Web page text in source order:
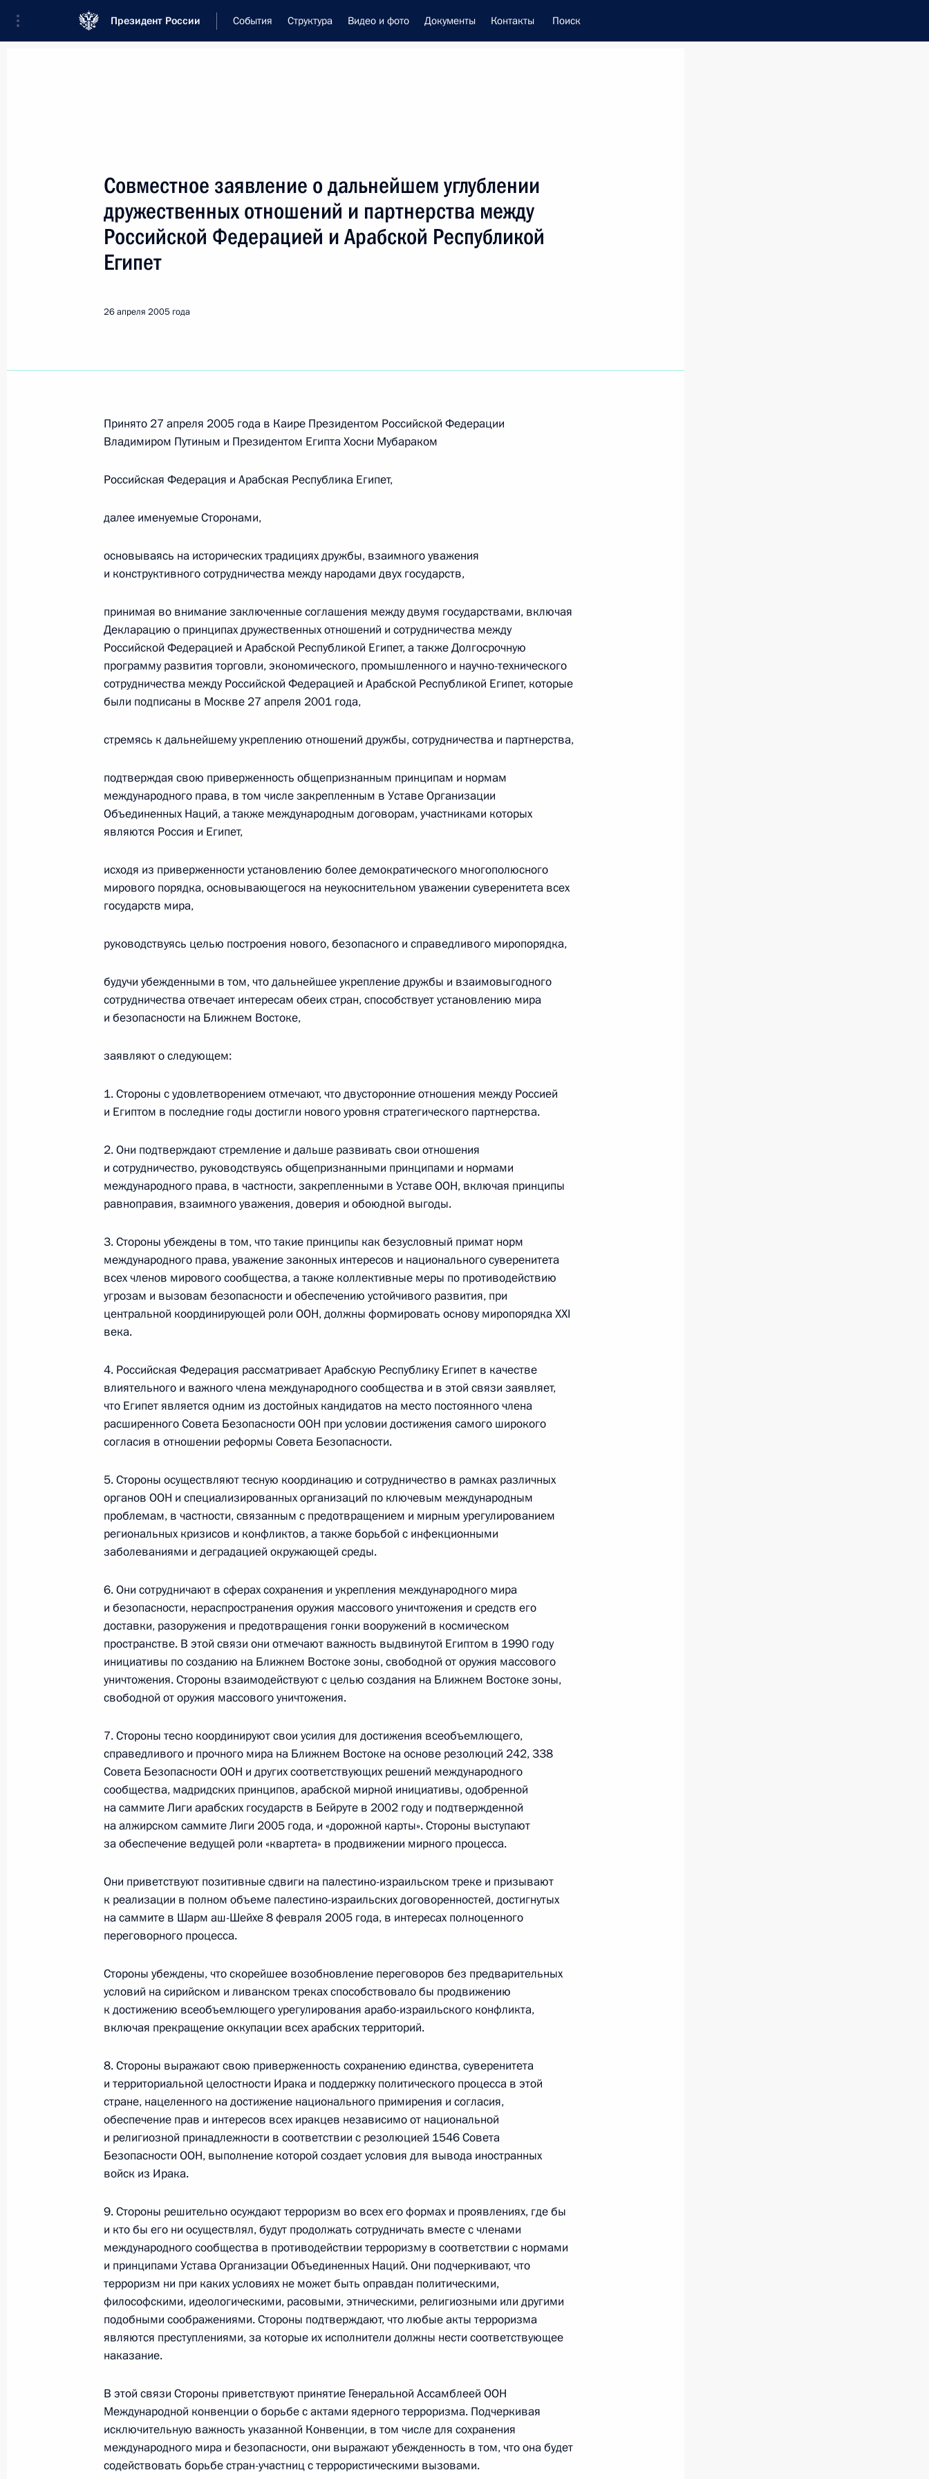
Президент России События Структура Видео и фото Документы Контакты Поиск
Совещание с членами Совета Безопасности
8 часов назад
премьером – полпредом
Президента в ДФО Юрием
Трутневым
6 августа 2026 года, 13:45
Центризбиркома Эллой
Памфиловой
5 августа 2026 года, 18:15
Президент России
с Президентом ОАЭ Мухаммедом Бен
Заидом Аль Нахайяном
7 августа 2026 года, 12:50
76-й гвардейской десантно-
штурмовой дивизии ВДВ гвардии
Российско-Киргизского
экономического форума и XII
Российско-Киргизской
межрегиональной конференции
театральных деятелей России
Владимиром Машковым
События и поездки на географической карте
Администрация Президента России
Азербайджан
23 июля 2026 года, 19:00
посетила Свердловскую
область
17 июля 2026 года, 18:00
В России во исполнение поручения
Президента появится единый
научно-методический центр
по продвижению русского языка
за рубежом
14 июля 2026 года, 16:00
Заседание межведомственной
рабочей группы по повышению
эффективности сохранения объектов
культурного наследия, находящихся
в неудовлетворительном состоянии
14 июля 2026 года, 15:00
Представлен доклад о деятельности
Уполномоченного по правам
14 июля 2026 года, 10:00
Семинар-совещание по развитию
9 июля 2026 года, 17:00
Меры Правительства
по повышению устойчивости
граждан в условиях санкций
GOVERNMENT.RU
Конституция Российской
CONSTITUTION.KREMLIN.RU
Отправить письмо Президенту
LETTERS.KREMLIN.RU
Официальный портал
правовой информации
PRAVO.GOV.RU
Правительство Российской
Совет Федерации
Разделы сайта
Президента
России
События
Информационные
ресурсы
Президента России
Президент России
Официальные
сетевые ресурсы
Президента России
MAX
Правовая и
техническая
информация
Совместное заявление о дальнейшем углублении
дружественных отношений и партнерства между
Российской Федерацией и Арабской Республикой
Египет
26 апреля 2005 года
Принято 27 апреля 2005 года в Каире Президентом Российской Федерации
Владимиром Путиным и Президентом Египта Хосни Мубараком
Российская Федерация и Арабская Республика Египет,
далее именуемые Сторонами,
основываясь на исторических традициях дружбы, взаимного уважения
и конструктивного сотрудничества между народами двух государств,
принимая во внимание заключенные соглашения между двумя государствами, включая
Декларацию о принципах дружественных отношений и сотрудничества между
Российской Федерацией и Арабской Республикой Египет, а также Долгосрочную
программу развития торговли, экономического, промышленного и научно-технического
сотрудничества между Российской Федерацией и Арабской Республикой Египет, которые
были подписаны в Москве 27 апреля 2001 года,
стремясь к дальнейшему укреплению отношений дружбы, сотрудничества и партнерства,
подтверждая свою приверженность общепризнанным принципам и нормам
международного права, в том числе закрепленным в Уставе Организации
Объединенных Наций, а также международным договорам, участниками которых
являются Россия и Египет,
исходя из приверженности установлению более демократического многополюсного
мирового порядка, основывающегося на неукоснительном уважении суверенитета всех
государств мира,
руководствуясь целью построения нового, безопасного и справедливого миропорядка,
будучи убежденными в том, что дальнейшее укрепление дружбы и взаимовыгодного
сотрудничества отвечает интересам обеих стран, способствует установлению мира
и безопасности на Ближнем Востоке,
заявляют о следующем:
1. Стороны с удовлетворением отмечают, что двусторонние отношения между Россией
и Египтом в последние годы достигли нового уровня стратегического партнерства.
2. Они подтверждают стремление и дальше развивать свои отношения
и сотрудничество, руководствуясь общепризнанными принципами и нормами
международного права, в частности, закрепленными в Уставе ООН, включая принципы
равноправия, взаимного уважения, доверия и обоюдной выгоды.
3. Стороны убеждены в том, что такие принципы как безусловный примат норм
международного права, уважение законных интересов и национального суверенитета
всех членов мирового сообщества, а также коллективные меры по противодействию
угрозам и вызовам безопасности и обеспечению устойчивого развития, при
центральной координирующей роли ООН, должны формировать основу миропорядка XXI
века.
4. Российская Федерация рассматривает Арабскую Республику Египет в качестве
влиятельного и важного члена международного сообщества и в этой связи заявляет,
что Египет является одним из достойных кандидатов на место постоянного члена
расширенного Совета Безопасности ООН при условии достижения самого широкого
согласия в отношении реформы Совета Безопасности.
5. Стороны осуществляют тесную координацию и сотрудничество в рамках различных
органов ООН и специализированных организаций по ключевым международным
проблемам, в частности, связанным с предотвращением и мирным урегулированием
региональных кризисов и конфликтов, а также борьбой с инфекционными
заболеваниями и деградацией окружающей среды.
6. Они сотрудничают в сферах сохранения и укрепления международного мира
и безопасности, нераспространения оружия массового уничтожения и средств его
доставки, разоружения и предотвращения гонки вооружений в космическом
пространстве. В этой связи они отмечают важность выдвинутой Египтом в 1990 году
инициативы по созданию на Ближнем Востоке зоны, свободной от оружия массового
уничтожения. Стороны взаимодействуют с целью создания на Ближнем Востоке зоны,
свободной от оружия массового уничтожения.
7. Стороны тесно координируют свои усилия для достижения всеобъемлющего,
справедливого и прочного мира на Ближнем Востоке на основе резолюций 242, 338
Совета Безопасности ООН и других соответствующих решений международного
сообщества, мадридских принципов, арабской мирной инициативы, одобренной
на саммите Лиги арабских государств в Бейруте в 2002 году и подтвержденной
на алжирском саммите Лиги 2005 года, и «дорожной карты». Стороны выступают
за обеспечение ведущей роли «квартета» в продвижении мирного процесса.
Они приветствуют позитивные сдвиги на палестино-израильском треке и призывают
к реализации в полном объеме палестино-израильских договоренностей, достигнутых
на саммите в Шарм аш-Шейхе 8 февраля 2005 года, в интересах полноценного
переговорного процесса.
Стороны убеждены, что скорейшее возобновление переговоров без предварительных
условий на сирийском и ливанском треках способствовало бы продвижению
к достижению всеобъемлющего урегулирования арабо-израильского конфликта,
включая прекращение оккупации всех арабских территорий.
8. Стороны выражают свою приверженность сохранению единства, суверенитета
и территориальной целостности Ирака и поддержку политического процесса в этой
стране, нацеленного на достижение национального примирения и согласия,
обеспечение прав и интересов всех иракцев независимо от национальной
и религиозной принадлежности в соответствии с резолюцией 1546 Совета
Безопасности ООН, выполнение которой создает условия для вывода иностранных
войск из Ирака.
9. Стороны решительно осуждают терроризм во всех его формах и проявлениях, где бы
и кто бы его ни осуществлял, будут продолжать сотрудничать вместе с членами
международного сообщества в противодействии терроризму в соответствии с нормами
и принципами Устава Организации Объединенных Наций. Они подчеркивают, что
терроризм ни при каких условиях не может быть оправдан политическими,
философскими, идеологическими, расовыми, этническими, религиозными или другими
подобными соображениями. Стороны подтверждают, что любые акты терроризма
являются преступлениями, за которые их исполнители должны нести соответствующее
наказание.
В этой связи Стороны приветствуют принятие Генеральной Ассамблеей ООН
Международной конвенции о борьбе с актами ядерного терроризма. Подчеркивая
исключительную важность указанной Конвенции, в том числе для сохранения
международного мира и безопасности, они выражают убежденность в том, что она будет
содействовать борьбе стран-участниц с террористическими вызовами.